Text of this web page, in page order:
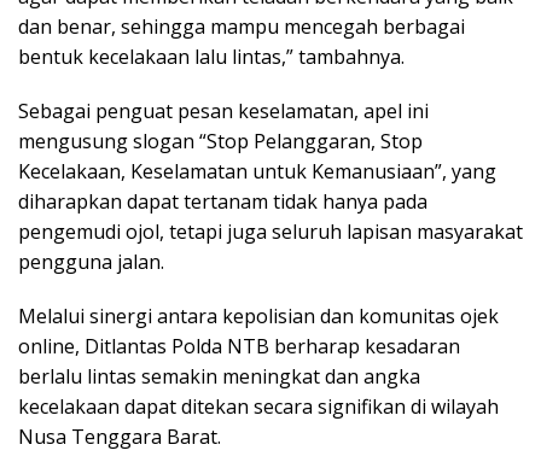
dan benar, sehingga mampu mencegah berbagai
bentuk kecelakaan lalu lintas,” tambahnya.
Sebagai penguat pesan keselamatan, apel ini
mengusung slogan “Stop Pelanggaran, Stop
Kecelakaan, Keselamatan untuk Kemanusiaan”, yang
diharapkan dapat tertanam tidak hanya pada
pengemudi ojol, tetapi juga seluruh lapisan masyarakat
pengguna jalan.
Melalui sinergi antara kepolisian dan komunitas ojek
online, Ditlantas Polda NTB berharap kesadaran
berlalu lintas semakin meningkat dan angka
kecelakaan dapat ditekan secara signifikan di wilayah
Nusa Tenggara Barat.